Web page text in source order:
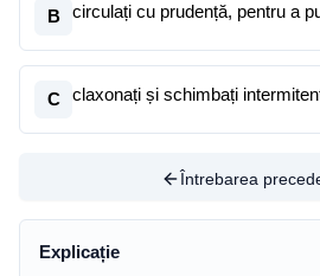
B circulați cu prudență, pentru a
C claxonați și schimbați
Întrebarea
Explicație